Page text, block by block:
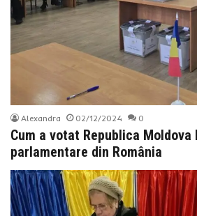
Alexandra 02/12/2024 0
Cum a votat Republica
parlamentare din România